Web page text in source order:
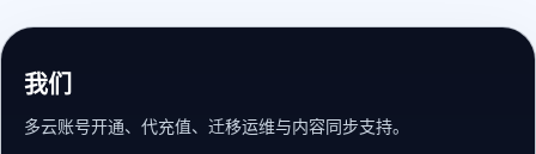
我们
多云账号开通、代充值、迁移运维与内容同步支持。